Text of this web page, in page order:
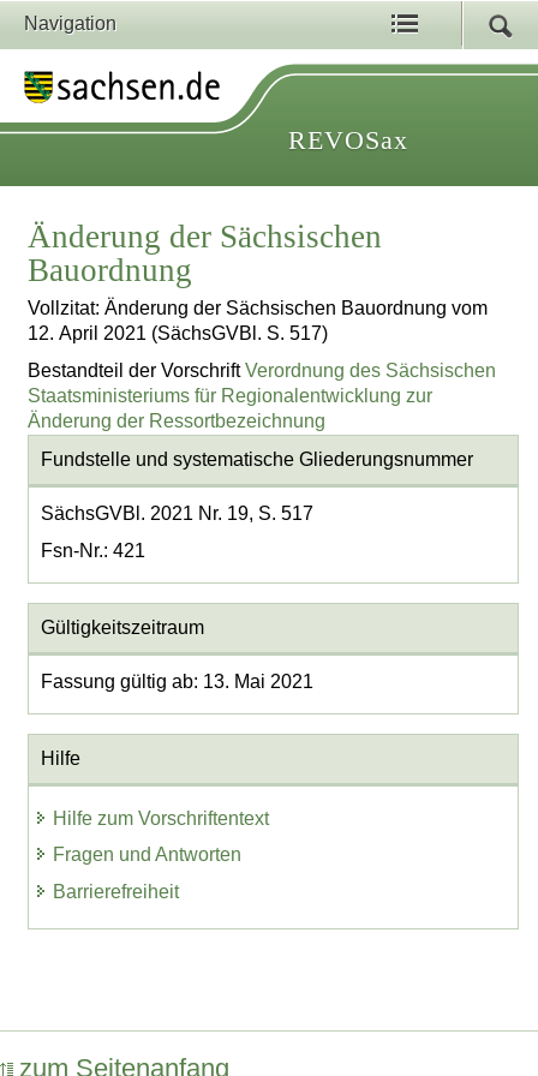
Navigation
REVOSax
Änderung der Sächsischen
Bauordnung
Vollzitat: Änderung der Sächsischen Bauordnung vom
12. April 2021 (SächsGVBl. S. 517)
Bestandteil der VorschriftVerordnung des Sächsischen
Staatsministeriums für Regionalentwicklung zur
Änderung der Ressortbezeichnung
Fundstelle und systematische Gliederungsnummer
SächsGVBl. 2021 Nr. 19, S. 517
Fsn-Nr.: 421
Gültigkeitszeitraum
Fassung gültig ab: 13. Mai 2021
Hilfe
Hilfe zum Vorschriftentext
Fragen und Antworten
Barrierefreiheit
zum Seitenanfang